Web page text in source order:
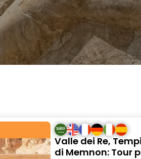
Valle dei Re,
di Memnon: Tour